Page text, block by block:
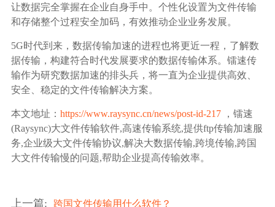
让数据完全掌握在企业自身手中。个性化设置为文件传输
和存储整个过程安全加码，有效推动企业业务发展。
5G时代到来，数据传输加速的进程也将更近一程，了解数
据传输，构建符合时代发展要求的数据传输体系。镭速传
输作为研究数据加速的排头兵，将一直为企业提供高效、
安全、稳定的文件传输解决方案。
本文地址： https://www.raysync.cn/news/post-id-217，镭速
(Raysync)大文件传输软件,高速传输系统,提供ftp传输加速服
务,企业级大文件传输协议,解决大数据传输,跨境传输,跨国
大文件传输慢的问题,帮助企业提高传输效率。
上一篇: 跨国文件传输用什么软件？